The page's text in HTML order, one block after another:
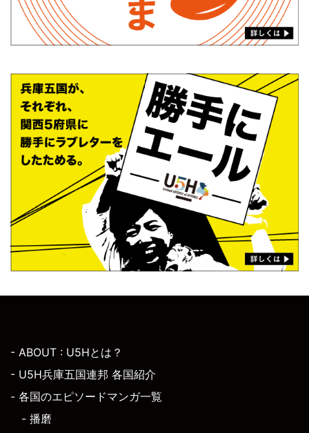
- ABOUT : U5Hとは？
- U5H兵庫五国連邦 各国紹介
- 各国のエピソードマンガ一覧
- 播磨